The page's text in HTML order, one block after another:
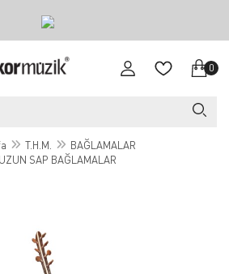
0
T.H.M.
BAĞLAMALAR
UZUN SAP BAĞLAMALAR